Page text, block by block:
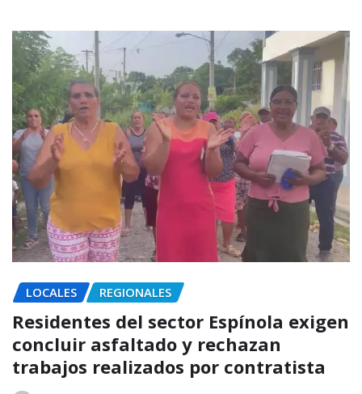
LOCALES REGIONALES
Residentes del sector Espínola exigen
concluir asfaltado y rechazan
trabajos realizados por contratista